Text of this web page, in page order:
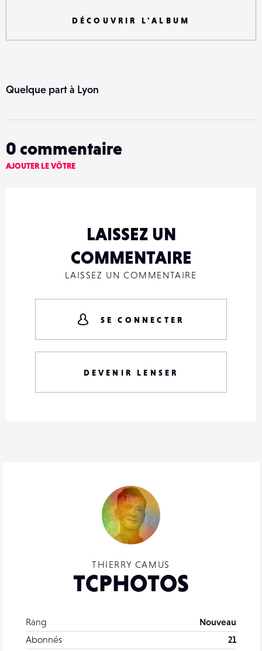
DÉCOUVRIR L'ALBUM
THIERRY CAMUS
TCPHOTOS
Rang
Nouveau
Abonnés
21
Quelque part à Lyon
0 commentaire
AJOUTER LE VÔTRE
LAISSEZ UN
COMMENTAIRE
LAISSEZ UN COMMENTAIRE
SE CONNECTER
DEVENIR LENSER